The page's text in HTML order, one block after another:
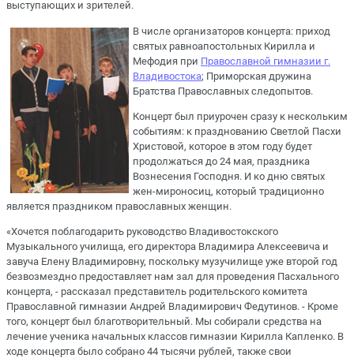
выступающих и зрителей.
В числе организаторов концерта: приход
святых равноапостольных Кирилла и
Мефодия при Православной гимназии г.
Владивостока; Приморская дружина
Братства Православных следопытов.
Концерт был приурочен сразу к нескольким
событиям: к празднованию Светлой Пасхи
Христовой, которое в этом году будет
продолжаться до 24 мая, праздника
Вознесения Господня. И ко дню святых
жен-мироносиц, который традиционно
является праздником православных женщин.
«Хочется поблагодарить руководство Владивостокского
Музыкального училища, его директора Владимира Алексеевича и
завуча Елену Владимировну, поскольку музучилище уже второй год
безвозмездно предоставляет нам зал для проведения Пасхального
концерта, - рассказал представитель родительского комитета
Православной гимназии Андрей Владимирович Федутинов. - Кроме
того, концерт был благотворительный. Мы собирали средства на
лечение ученика начальных классов гимназии Кирилла Капленко. В
ходе концерта было собрано 44 тысячи рублей, также свои